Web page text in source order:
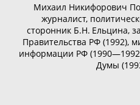
Михаил Никифорович
журналист,
сторонник Б.Н. Ельцина,
Правительства РФ (1992),
информации РФ
Думы